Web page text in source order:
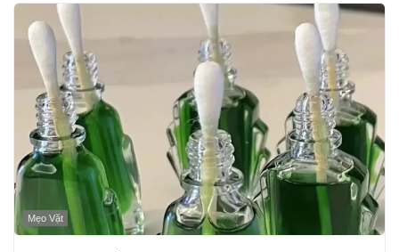
Mẹo Vặt